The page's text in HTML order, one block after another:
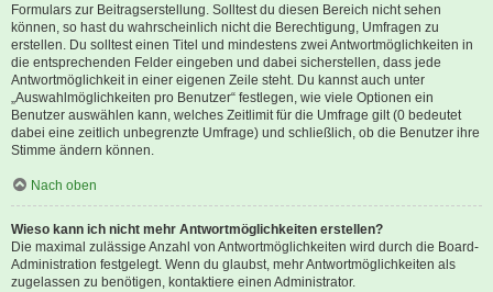
Formulars zur Beitragserstellung. Solltest du diesen Bereich nicht sehen
können, so hast du wahrscheinlich nicht die Berechtigung, Umfragen zu
erstellen. Du solltest einen Titel und mindestens zwei Antwortmöglichkeiten in
die entsprechenden Felder eingeben und dabei sicherstellen, dass jede
Antwortmöglichkeit in einer eigenen Zeile steht. Du kannst auch unter
„Auswahlmöglichkeiten pro Benutzer“ festlegen, wie viele Optionen ein
Benutzer auswählen kann, welches Zeitlimit für die Umfrage gilt (0 bedeutet
dabei eine zeitlich unbegrenzte Umfrage) und schließlich, ob die Benutzer ihre
Stimme ändern können.
Nach oben
Wieso kann ich nicht mehr Antwortmöglichkeiten erstellen?
Die maximal zulässige Anzahl von Antwortmöglichkeiten wird durch die Board-
Administration festgelegt. Wenn du glaubst, mehr Antwortmöglichkeiten als
zugelassen zu benötigen, kontaktiere einen Administrator.